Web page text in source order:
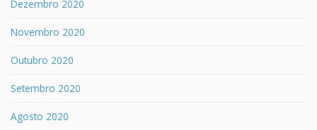
Dezembro 2020
Novembro 2020
Outubro 2020
Setembro 2020
Agosto 2020